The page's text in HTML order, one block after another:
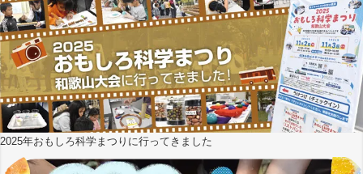
2025年おもしろ科学まつりに行ってきました